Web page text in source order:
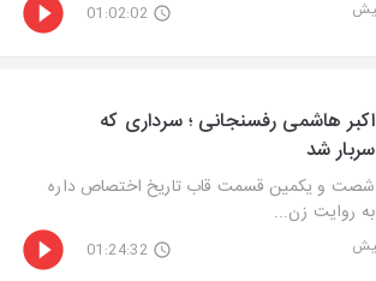
01:02:02
اکبر هاشمی رفسنجانی ؛ سرداری که
سربار شد
شصت و یکمین قسمت قاب تاریخ اختصاص داره
به روایت زن...
01:24:32